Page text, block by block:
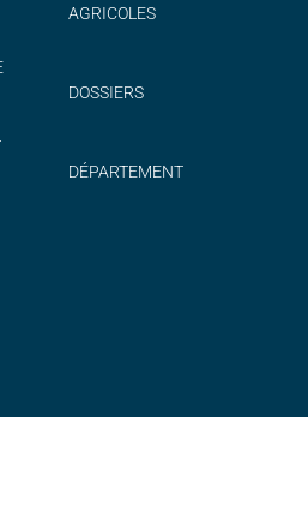
AGRICOLES
DOSSIERS
DÉPARTEMENT